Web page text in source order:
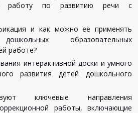
работу по развитию речи
с
и как можно её применять
дошкольных
образовательных
работе?
интерактивной доски и умного
развития детей
дошкольного
ключевые
направления
работы,включающие